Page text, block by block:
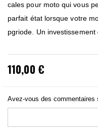
cales pour moto qui vous
parfait état lorsque votre
pgriode. Un
110,00 €
Avez-vous des commentaires